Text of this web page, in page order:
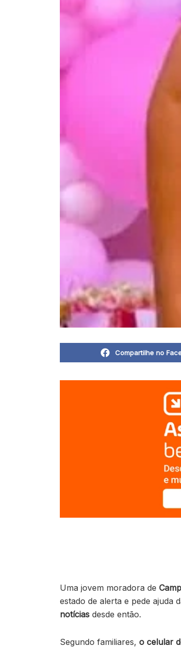
Compartilhe no
Uma jovem moradora de
estado de alerta e pede ajuda
notícias desde então.
Segundo familiares, o celular